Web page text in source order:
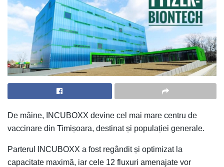
De mâine, INCUBOXX devine cel mai mare centru de
vaccinare din Timișoara, destinat și populației generale.
Parterul INCUBOXX a fost regândit și optimizat la
capacitate maximă, iar cele 12 fluxuri amenajate vor